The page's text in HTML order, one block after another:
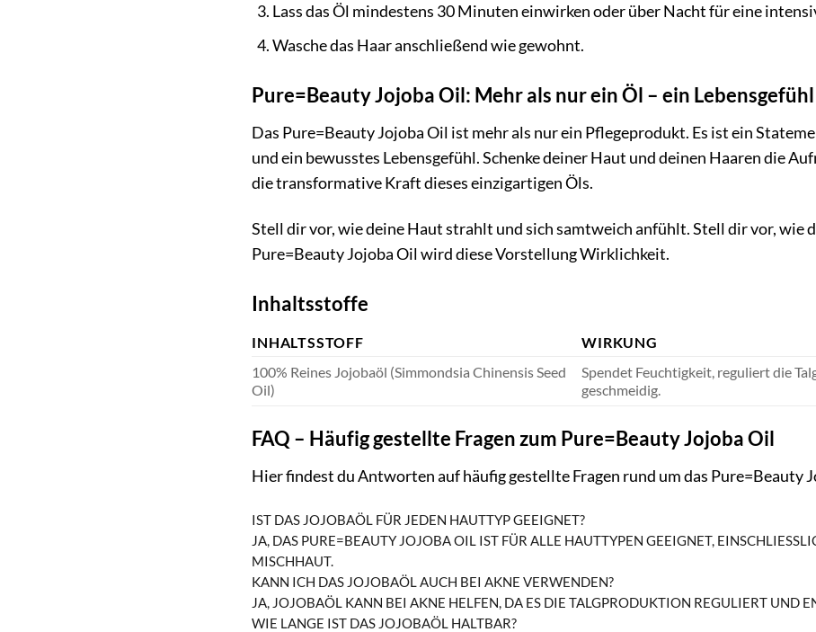
Lass das Öl mindestens 30 Minuten einwirken oder über Nacht für eine
Wasche das Haar anschließend wie gewohnt.
Pure=Beauty Jojoba Oil: Mehr als nur ein Öl – ein Lebensgefühl
Das Pure=Beauty Jojoba Oil ist mehr als nur ein Pflegeprodukt. Es ist ein
und ein bewusstes Lebensgefühl. Schenke deiner Haut und deinen Haaren die
die transformative Kraft dieses einzigartigen Öls.
Stell dir vor, wie deine Haut strahlt und sich samtweich anfühlt. Stell dir vor, wie
Pure=Beauty Jojoba Oil wird diese Vorstellung Wirklichkeit.
Inhaltsstoffe
INHALTSSTOFF
WIRKUNG
100% Reines Jojobaöl (Simmondsia Chinensis Seed
Oil)
Spendet Feuchtigkeit, reguliert die
geschmeidig.
FAQ – Häufig gestellte Fragen zum Pure=Beauty Jojoba Oil
Hier findest du Antworten auf häufig gestellte Fragen rund um das Pure=Beauty
IST DAS JOJOBAÖL FÜR JEDEN HAUTTYP GEEIGNET?
JA, DAS PURE=BEAUTY JOJOBA OIL IST FÜR ALLE HAUTTYPEN GEEIGNET,
ISCHHAUT.
KANN ICH DAS JOJOBAÖL AUCH BEI AKNE VERWENDEN?
JA, JOJOBAÖL KANN BEI AKNE HELFEN, DA ES DIE TALGPRODUKTION REGULIERT UND
WIE LANGE IST DAS JOJOBAÖL HALTBAR?